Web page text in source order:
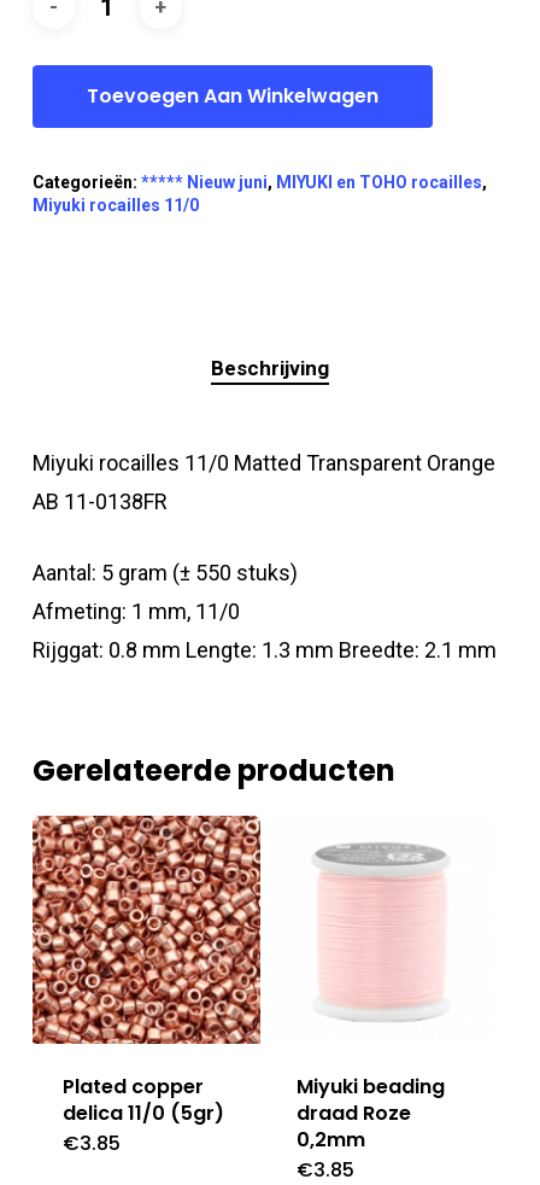
Toevoegen Aan Winkelwagen
Categorieën: ***** Nieuw juni, MIYUKI en TOHO rocailles,
Miyuki rocailles 11/0
Beschrijving
Miyuki rocailles 11/0 Matted Transparent Orange
AB 11-0138FR
Aantal: 5 gram (± 550 stuks)
Afmeting: 1 mm, 11/0
Rijggat: 0.8 mm Lengte: 1.3 mm Breedte: 2.1 mm
Gerelateerde producten
Plated copper
delica 11/0 (5gr)
€3.85
Miyuki beading
draad Roze
0,2mm
€3.85